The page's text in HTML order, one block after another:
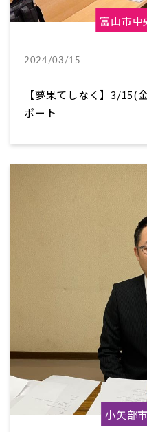
富山市中
2024/03/15
【夢果てしなく】3/
ポート
小矢部